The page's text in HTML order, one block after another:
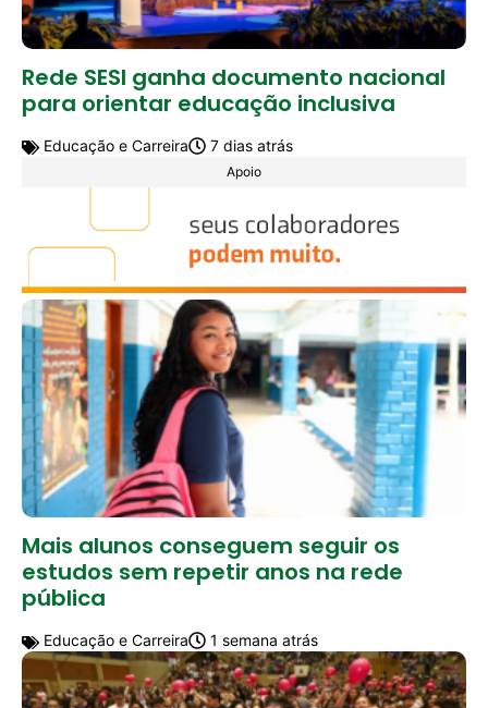
Rede SESI ganha documento nacional
para orientar educação inclusiva
Educação e Carreira 7 dias atrás
Apoio
Mais alunos conseguem seguir os
estudos sem repetir anos na rede
pública
Educação e Carreira 1 semana atrás